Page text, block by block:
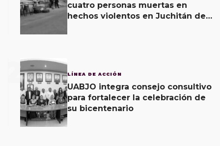
cuatro personas muertas en
hechos violentos en Juchitán de
2 LÍNEA DE ACCIÓN
UABJO integra consejo consultivo
para fortalecer la celebración de
su bicentenario